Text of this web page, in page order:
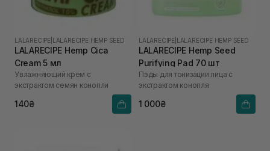
LALARECIPE LALARECIPE HEMP SEED
LALARECIPE Hemp Cica
Cream 5 мл
Увлажняющий крем с
экстрактом семян конопли
140₴
LALARECIPE LALARECIPE HEMP SEED
LALARECIPE Hemp Seed
Purifying Pad 70 шт
Пэды для тонизации лица с
экстрактом конопля
1 000₴